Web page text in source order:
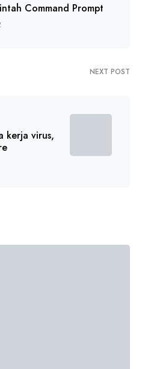
Command Prompt
NEXT POST
kerja virus,